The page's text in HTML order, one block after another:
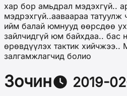
хар бор амьдрал мэдэхгүй..
мэдрэхгүй..ааваараа татуулж
ийм балай юмнууд өөрсдөө
зайлчидгүй юм байхдаа.. бас
өрөвдүүлэх тактик
залгамжлагчид болио
Зочин 2019-